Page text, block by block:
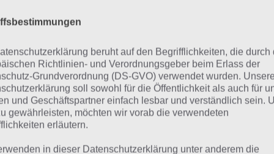
Dadurch wird es nie langweilig und die Suche
spannend.
Video zu Salt & Pepper 3
zum Schluss noch ein Gameplay Video zu Salt & Pepper
Eindruck vom Spiel machen kannst. Das ist zwar
konnten wir bisher noch kein Video finden.
beruht auf den Begrifflichkeiten, die durch
Richtlinien- und Verordnungsgeber beim Erlass der
Grundverordnung (DS-GVO) verwendet wurden. Unsere
soll sowohl für die Öffentlichkeit als auch für
und Geschäftspartner einfach lesbar und verständlich sein.
gewährleisten, möchten wir vorab die verwendeten
erläutern.
in dieser Datenschutzerklärung unter anderem die